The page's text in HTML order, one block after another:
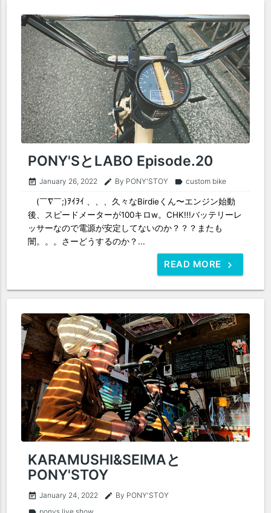
PONY'SとLABO Episode.20
event_note January 26, 2022 edit By PONY'STOY label custom bike
ゞ(￣∇￣;)ｦｲｦｲ 、、、久々なBirdieくん〜エンジン始動
後、スピードメーターが100キロw。CHK!!!バッテリーレ
ッサーなので電源が安定してないのか？？？またも
闇。。。さーどうするのか？...
READ MORE
KARAMUSHI&SEIMAと
PONY'STOY
event_note January 24, 2022 edit By PONY'STOY